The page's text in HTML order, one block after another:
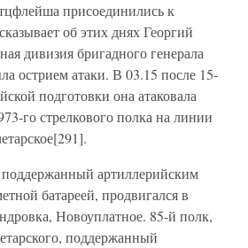
присоединились к
об этих днях Георгий
дивизия бригадного генерала
острием атаки. В 03.15 после 15-
подготовки она атаковала
го стрелкового полка на линии
артиллерийским
батареей, продвигался в
Новоуплатное. 85-й полк,
поддержанный